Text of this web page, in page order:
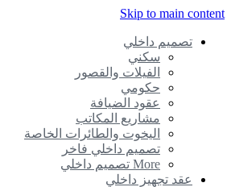
Skip to main
تصميم داخلي
سكني
الفيلات والقصور
حكومي
عقود الضيافة
مشاريع المكاتب
اليخوت والطائرات الخاصة
تصميم داخلي فاخر
More تصميم داخلي
عقد تجهيز داخلي